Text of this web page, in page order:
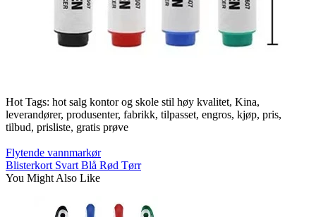
Hot Tags: hot salg kontor og skole stil høy kvalitet, Kina,
leverandører, produsenter, fabrikk, tilpasset, engros, kjøp, pris,
tilbud, prisliste, gratis prøve
Flytende vannmarkør
Blisterkort Svart Blå Rød Tørr
You Might Also Like